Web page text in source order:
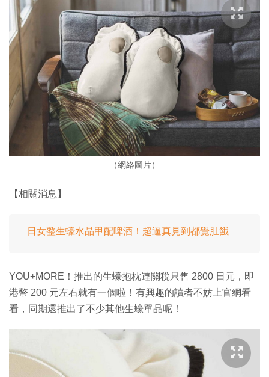
（網絡圖片）
【相關消息】
日女整生蠔水晶甲配啤酒！超逼真見到都覺肚餓
YOU+MORE！推出的生蠔抱枕連關稅只售 2800 日元，即
港幣 200 元左右就有一個啦！有興趣的讀者不妨上官網看
看，同期還推出了不少其他生蠔單品呢！